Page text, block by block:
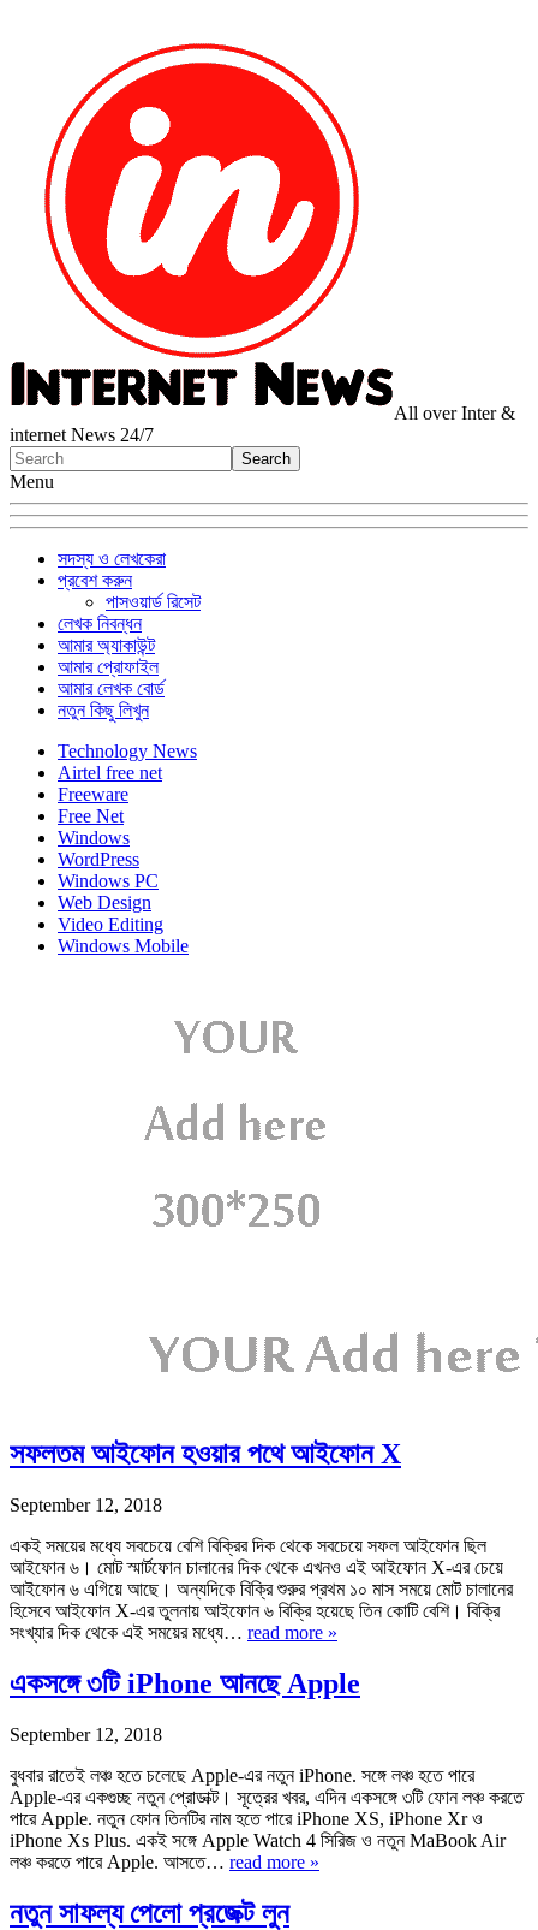
All over Inter &
internet News 24/7
Menu
সদস্য ও লেখকেরা
প্রবেশ করুন
পাসওয়ার্ড রিসেট
লেখক নিবন্ধন
আমার অ্যাকাউন্ট
আমার প্রোফাইল
আমার লেখক বোর্ড
নতুন কিছু লিখুন
Technology News
Airtel free net
Freeware
Free Net
Windows
WordPress
Windows PC
Web Design
Video Editing
Windows Mobile
সফলতম আইফোন হওয়ার পথে আইফোন X
September 12, 2018
একই সময়ের মধ্যে সবচেয়ে বেশি বিক্রির দিক থেকে সবচেয়ে সফল আইফোন ছিল
আইফোন ৬। মোট স্মার্টফোন চালানের দিক থেকে এখনও এই আইফোন X-এর চেয়ে
আইফোন ৬ এগিয়ে আছে। অন্যদিকে বিক্রি শুরুর প্রথম ১০ মাস সময়ে মোট চালানের
হিসেবে আইফোন X-এর তুলনায় আইফোন ৬ বিক্রি হয়েছে তিন কোটি বেশি। বিক্রি
সংখ্যার দিক থেকে এই সময়ের মধ্যে… read more »
একসঙ্গে ৩টি iPhone আনছে Apple
September 12, 2018
বুধবার রাতেই লঞ্চ হতে চলেছে Apple-এর নতুন iPhone. সঙ্গে লঞ্চ হতে পারে
Apple-এর একগুচ্ছ নতুন প্রোডাক্ট। সূত্রের খবর, এদিন একসঙ্গে ৩টি ফোন লঞ্চ করতে
পারে Apple. নতুন ফোন তিনটির নাম হতে পারে iPhone XS, iPhone Xr ও
iPhone Xs Plus. একই সঙ্গে Apple Watch 4 সিরিজ ও নতুন MaBook Air
লঞ্চ করতে পারে Apple. আসতে… read more »
নতুন সাফল্য পেলো প্রজেক্ট লুন